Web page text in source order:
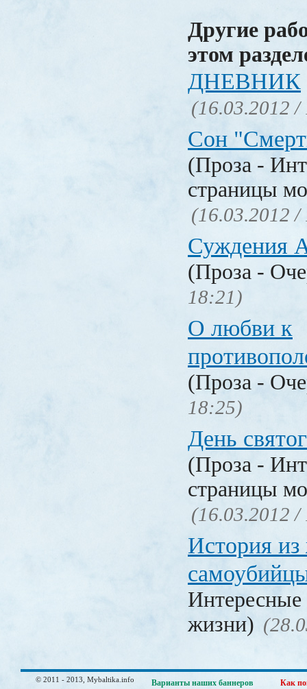
Другие
этом
ДНЕВНИК
(16.03.2012 /
Сон
(Проза -
страницы
(16.03.2012 /
Суждения
(Проза -
18:21)
О любви к
(Проза -
18:25)
День
(Проза -
страницы
(16.03.2012 /
История
жизни)
© 2011 - 2013, Mybaltika.info
Варианты наших баннеров
Как